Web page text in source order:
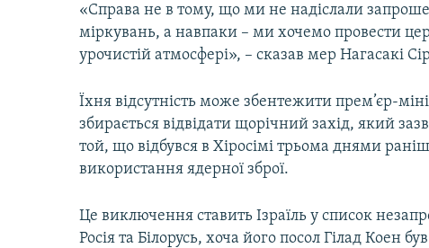
«Справа не в тому, що ми не надіслали
міркувань, а навпаки – ми хочемо провести
урочистій атмосфері», – сказав мер Нагасакі
Їхня відсутність може збентежити прем’єр-
збирається відвідати щорічний захід, який
той, що відбувся в Хіросімі трьома днями
використання ядерної зброї.
Це виключення ставить Ізраїль у список
Росія та Білорусь, хоча його посол Гілад Коен